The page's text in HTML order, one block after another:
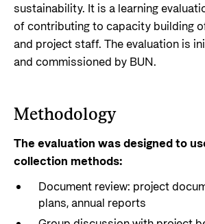
sustainability. It is a learning
of contributing to capacity building
and project staff. The evaluation is
and commissioned by BUN.
Methodology
The evaluation was designed to
collection methods:
Document review: project
plans, annual reports